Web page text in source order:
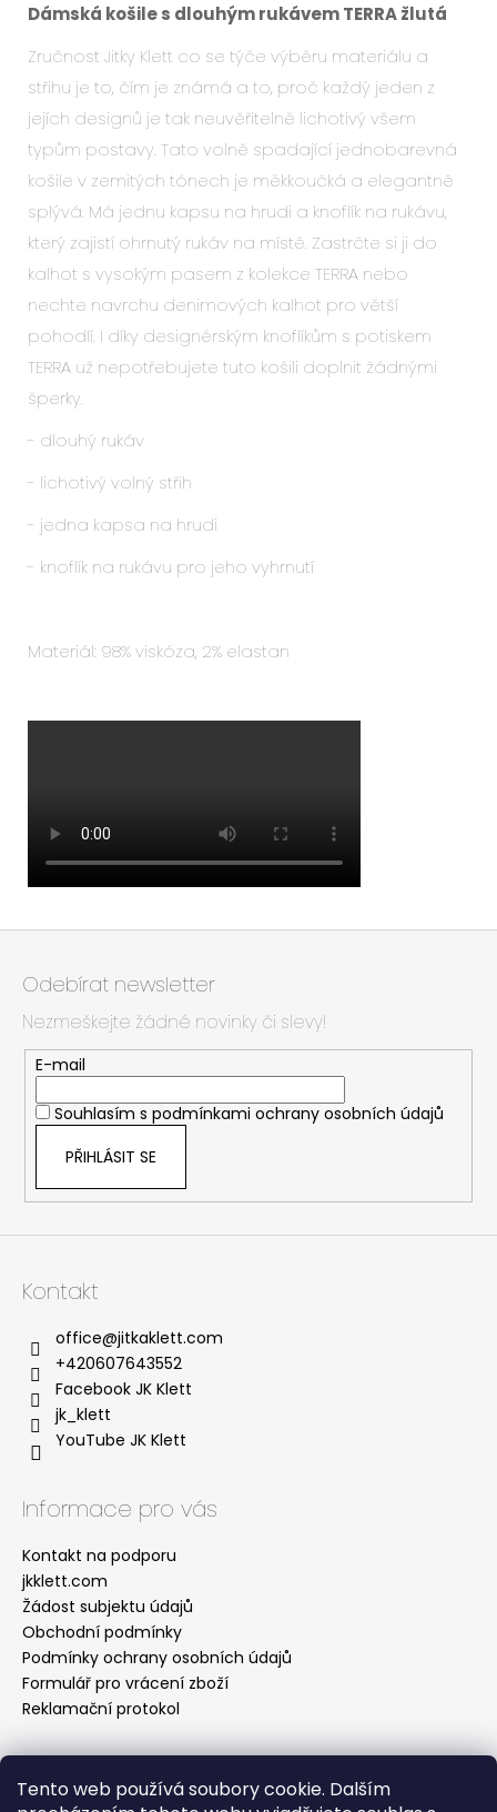
Tento web používá soubory cookie. Dalším
Dámská košile s dlouhým rukávem TERRA žlutá
Zručnost Jitky Klett co se týče výběru materiálu a
střihu je to, čím je známá a to, proč každý jeden z
jejích designů je tak neuvěřitelně lichotivý všem
typům postavy. Tato volně spadající jednobarevná
košile v zemitých tónech je měkkoučká a elegantně
splývá. Má jednu kapsu na hrudi a knoflík na rukávu,
který zajistí ohrnutý rukáv na místě. Zastrčte si ji do
kalhot s vysokým pasem z kolekce TERRA nebo
nechte navrchu denimových kalhot pro větší
pohodlí. I díky designérským knoflíkům s potiskem
TERRA už nepotřebujete tuto košili doplnit žádnými
šperky.
- dlouhý rukáv
- lichotivý volný střih
- jedna kapsa na hrudi
- knoflík na rukávu pro jeho vyhrnutí
Materiál: 98% viskóza, 2% elastan
Z
Odebírat newsletter
Nezmeškejte žádné novinky či slevy!
E-mail
Souhlasím s podmínkami ochrany osobních údajů
PŘIHLÁSIT SE
Kontakt
office@jitkaklett.com
+420607643552
Facebook JK Klett
jk_klett
YouTube JK Klett
Informace pro vás
Kontakt na podporu
jkklett.com
Žádost subjektu údajů
Obchodní podmínky
Podmínky ochrany osobních údajů
Formulář pro vrácení zboží
Reklamační protokol
Facebook